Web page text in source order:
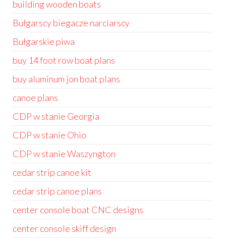
building wooden boats
Bułgarscy biegacze narciarscy
Bułgarskie piwa
buy 14 foot row boat plans
buy aluminum jon boat plans
canoe plans
CDP w stanie Georgia
CDP w stanie Ohio
CDP w stanie Waszyngton
cedar strip canoe kit
cedar strip canoe plans
center console boat CNC designs
center console skiff design